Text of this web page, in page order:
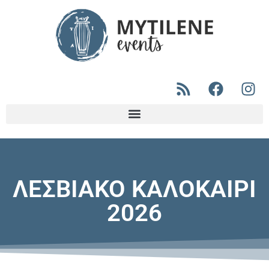
ΛΕΣΒΙΑΚΟ ΚΑΛΟΚΑΙΡΙ
2026